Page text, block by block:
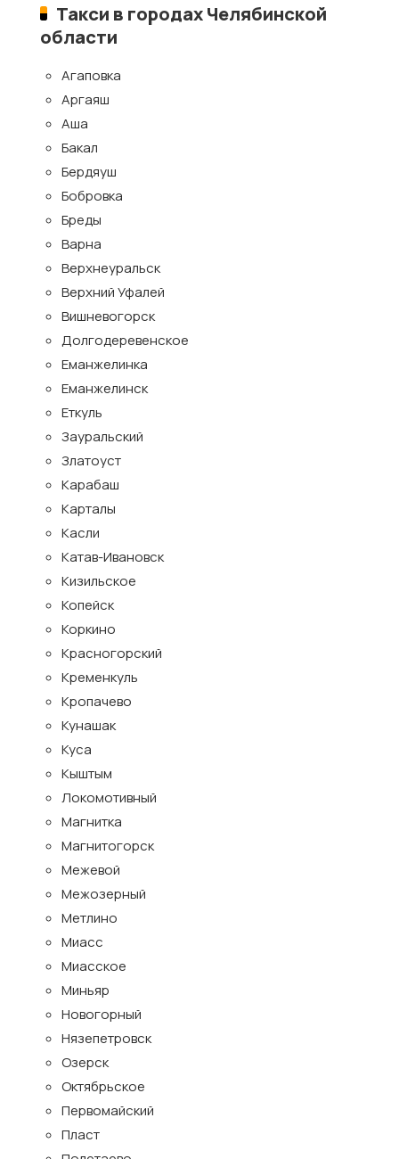
Такси в городах Челябинской
области
Агаповка
Аргаяш
Аша
Бакал
Бердяуш
Бобровка
Бреды
Варна
Верхнеуральск
Верхний Уфалей
Вишневогорск
Долгодеревенское
Еманжелинка
Еманжелинск
Еткуль
Зауральский
Златоуст
Карабаш
Карталы
Касли
Катав-Ивановск
Кизильское
Копейск
Коркино
Красногорский
Кременкуль
Кропачево
Кунашак
Куса
Кыштым
Локомотивный
Магнитка
Магнитогорск
Межевой
Межозерный
Метлино
Миасс
Миасское
Миньяр
Новогорный
Нязепетровск
Озерск
Октябрьское
Первомайский
Пласт